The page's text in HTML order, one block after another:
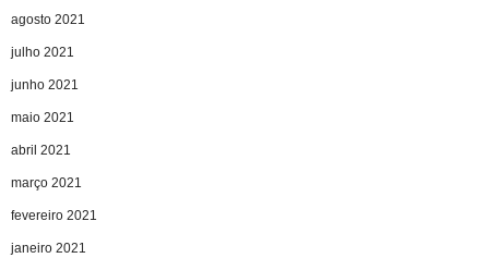
agosto 2021
julho 2021
junho 2021
maio 2021
abril 2021
março 2021
fevereiro 2021
janeiro 2021